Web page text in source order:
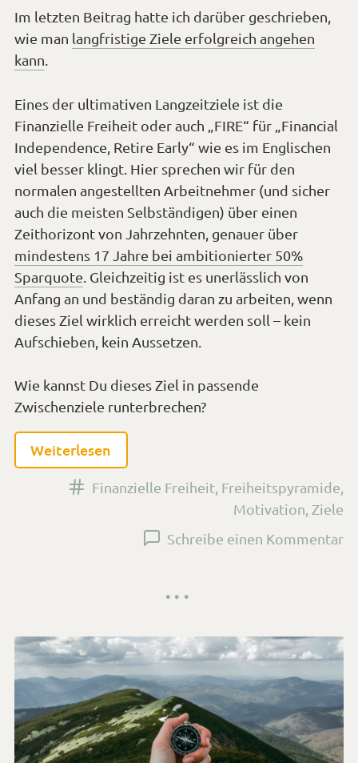
Im letzten Beitrag hatte ich darüber geschrieben,
wie man langfristige Ziele erfolgreich angehen
kann.
Eines der ultimativen Langzeitziele ist die
Finanzielle Freiheit oder auch „FIRE“ für „Financial
Independence, Retire Early“ wie es im Englischen
viel besser klingt. Hier sprechen wir für den
normalen angestellten Arbeitnehmer (und sicher
auch die meisten Selbständigen) über einen
Zeithorizont von Jahrzehnten, genauer über
mindestens 17 Jahre bei ambitionierter 50%
Sparquote . Gleichzeitig ist es unerlässlich von
Anfang an und beständig daran zu arbeiten, wenn
dieses Ziel wirklich erreicht werden soll – kein
Aufschieben, kein Aussetzen.
Wie kannst Du dieses Ziel in passende
Zwischenziele runterbrechen?
Weiterlesen
Versehen
Finanzielle Freiheit, Freiheitspyramide
Motivation Ziele
Schreibe einen Kommentarzu